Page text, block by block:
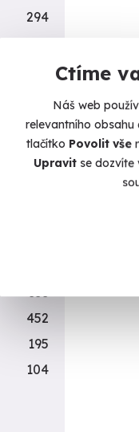
Ctíme
Náš web
relevantního
tlačítko Povolit vše
Upravitse dozvíte
294
450
4
196
31
353
452
195
104